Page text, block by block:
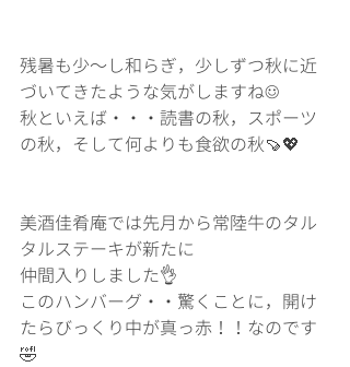
残暑も少～し和らぎ，少しずつ秋に近
づいてきたような気がしますね☺️
秋といえば・・・読書の秋，スポーツ
の秋，そして何よりも食欲の秋🍠💖
美酒佳肴庵では先月から常陸牛のタル
タルステーキが新たに
仲間入りしました👌
このハンバーグ・・驚くことに，開け
たらびっくり中が真っ赤！！なのです
🤣